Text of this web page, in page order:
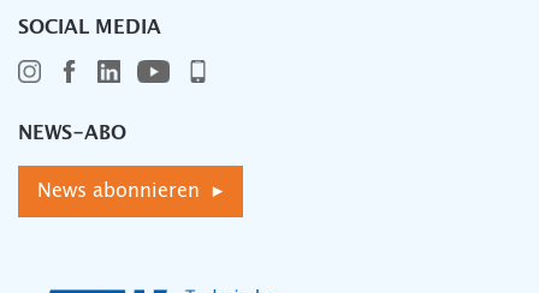
SOCIAL MEDIA
NEWS-ABO
News abonnieren ▸